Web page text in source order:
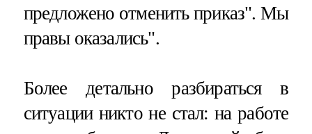
предложено отменить приказ". Мы
правы оказались".
Более детально разбираться в
ситуации никто не стал: на работе